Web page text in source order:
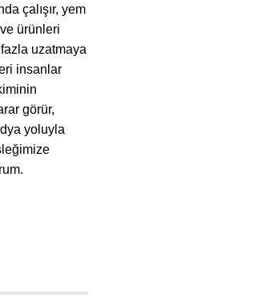
çalışır, yem
ürünleri
uzatmaya
insanlar
görür,
yoluyla